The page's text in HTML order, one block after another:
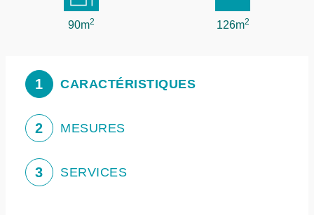
90m2 126m2
1 CARACTÉRISTIQUES
2 MESURES
3 SERVICES